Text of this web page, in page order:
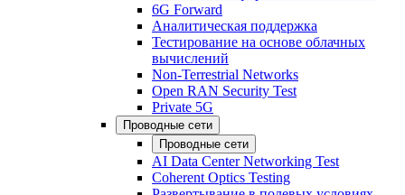
6G Forward
Аналитическая поддержка
Тестирование на основе облачных
вычислений
Non-Terrestrial Networks
Open RAN Security Test
Private 5G
Проводные сети
Проводные сети
AI Data Center Networking Test
Coherent Optics Testing